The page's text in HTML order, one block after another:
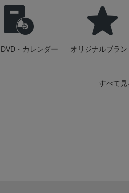
・カレンダー オリジナルブラン
すべて見